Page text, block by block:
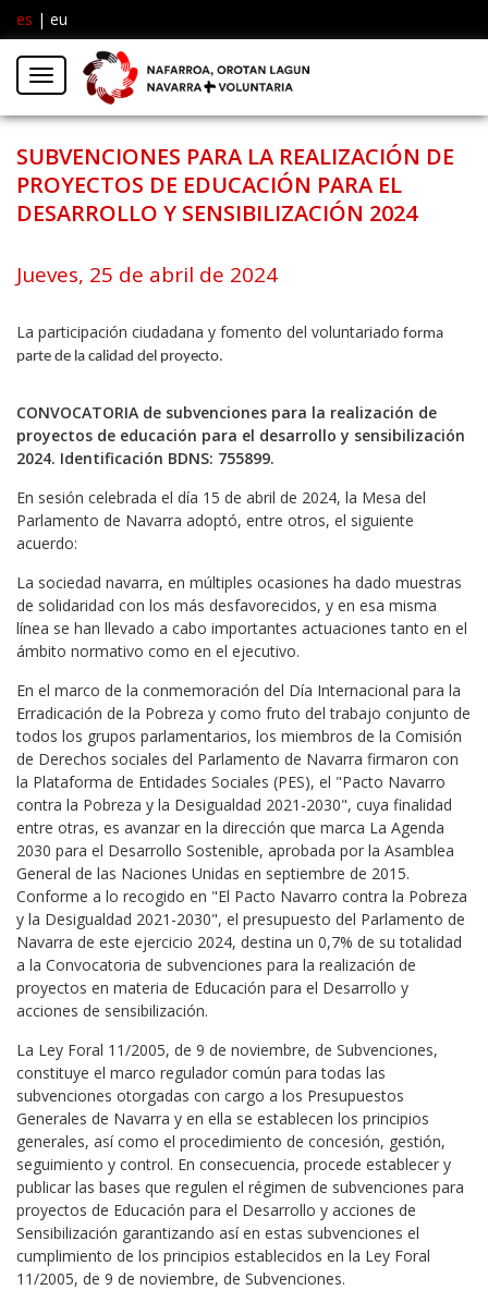
es | eu
Menú
SUBVENCIONES PARA LA REALIZACIÓN DE
PROYECTOS DE EDUCACIÓN PARA EL
DESARROLLO Y SENSIBILIZACIÓN 2024
Jueves, 25 de abril de 2024
La participación ciudadana y fomento del voluntariado forma
parte de la calidad del proyecto.
CONVOCATORIA de subvenciones para la realización de
proyectos de educación para el desarrollo y sensibilización
2024. Identificación BDNS: 755899.
En sesión celebrada el día 15 de abril de 2024, la Mesa del
Parlamento de Navarra adoptó, entre otros, el siguiente
acuerdo:
La sociedad navarra, en múltiples ocasiones ha dado muestras
de solidaridad con los más desfavorecidos, y en esa misma
línea se han llevado a cabo importantes actuaciones tanto en el
ámbito normativo como en el ejecutivo.
En el marco de la conmemoración del Día Internacional para la
Erradicación de la Pobreza y como fruto del trabajo conjunto de
todos los grupos parlamentarios, los miembros de la Comisión
de Derechos sociales del Parlamento de Navarra firmaron con
la Plataforma de Entidades Sociales (PES), el "Pacto Navarro
contra la Pobreza y la Desigualdad 2021-2030", cuya finalidad
entre otras, es avanzar en la dirección que marca La Agenda
2030 para el Desarrollo Sostenible, aprobada por la Asamblea
General de las Naciones Unidas en septiembre de 2015.
Conforme a lo recogido en "El Pacto Navarro contra la Pobreza
y la Desigualdad 2021-2030", el presupuesto del Parlamento de
Navarra de este ejercicio 2024, destina un 0,7% de su totalidad
a la Convocatoria de subvenciones para la realización de
proyectos en materia de Educación para el Desarrollo y
acciones de sensibilización.
La Ley Foral 11/2005, de 9 de noviembre, de Subvenciones,
constituye el marco regulador común para todas las
subvenciones otorgadas con cargo a los Presupuestos
Generales de Navarra y en ella se establecen los principios
generales, así como el procedimiento de concesión, gestión,
seguimiento y control. En consecuencia, procede establecer y
publicar las bases que regulen el régimen de subvenciones para
proyectos de Educación para el Desarrollo y acciones de
Sensibilización garantizando así en estas subvenciones el
cumplimiento de los principios establecidos en la Ley Foral
11/2005, de 9 de noviembre, de Subvenciones.